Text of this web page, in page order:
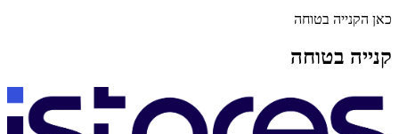
כאן הקנייה בטוחה
קנייה בטוחה